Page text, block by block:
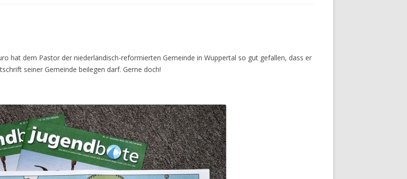
hat dem Pastor der niederländisch-reformierten Gemeinde in Wuppertal so gut gefallen, dass er
seiner Gemeinde beilegen darf. Gerne doch!